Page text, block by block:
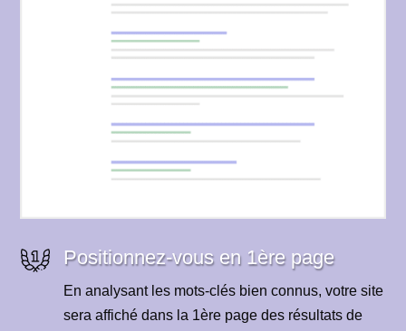
Positionnez-vous en 1ère page
En analysant les mots-clés bien connus, votre site
sera affiché dans la 1ère page des résultats de